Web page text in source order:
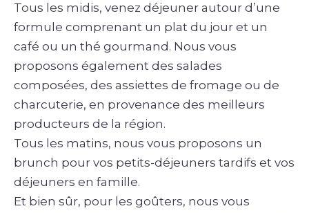
Tous les midis, venez déjeuner autour d’une
formule comprenant un plat du jour et un
café ou un thé gourmand. Nous vous
proposons également des salades
composées, des assiettes de fromage ou de
charcuterie, en provenance des meilleurs
producteurs de la région.
Tous les matins, nous vous proposons un
brunch pour vos petits-déjeuners tardifs et vos
déjeuners en famille.
Et bien sûr, pour les goûters, nous vous